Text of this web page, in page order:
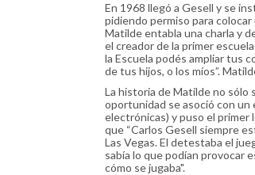
En 1968 llegó a Gesell y se
pidiendo permiso para
Matilde entabla una charla y
el creador de la primer
la Escuela podés ampliar tus
de tus hijos, o los míos”.
La historia de Matilde no sólo
oportunidad se asoció con
electrónicas) y puso el primer
que “Carlos Gesell siempre
Las Vegas. El detestaba el
sabía lo que podían provocar
cómo se jugaba".